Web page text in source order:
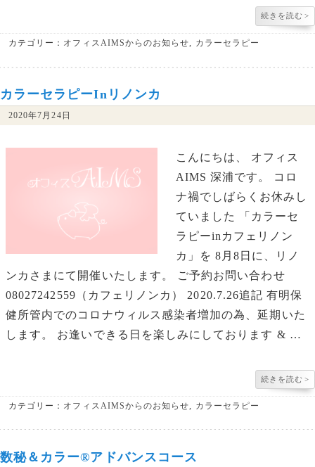
続きを読む >
カテゴリー： オフィスAIMSからのお知らせ カラーセラピー
カラーセラピーinリノンカ
2020年7月24日
こんにちは、 オフィス
AIMS 深浦です。 コロ
ナ禍でしばらくお休みし
ていました 「カラーセ
ラピーinカフェリノン
カ」を 8月8日に、リノ
ンカさまにて開催いたします。 ご予約お問い合わせ
08027242559（カフェリノンカ） 2020.7.26追記 有明保
健所管内でのコロナウィルス感染者増加の為、延期いた
します。 お逢いできる日を楽しみにしております & …
続きを読む >
カテゴリー： オフィスAIMSからのお知らせ, カラーセラピー
数秘＆カラー®︎アドバンスコース